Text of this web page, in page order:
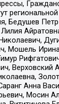
Бедушев
Мошель
Верховский
Анна
Мосин